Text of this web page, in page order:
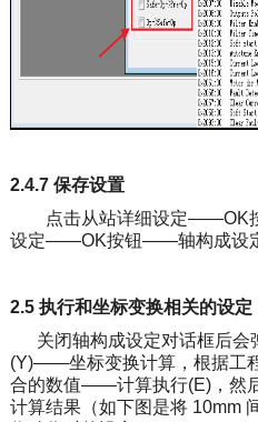
2.4.7 保存设置
点击从站详细设定——OK
设定——OK按钮——轴构成设
2.5 执行和坐标变换相关的设定
关闭轴构成设定对话框后会
(Y)——坐标变换计算，根据工
合的数值——计算执行(E)，然
计算结果（如下图是将 10mm